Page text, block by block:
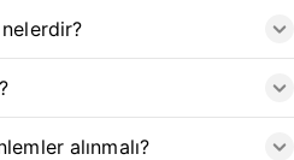
alınmalı?